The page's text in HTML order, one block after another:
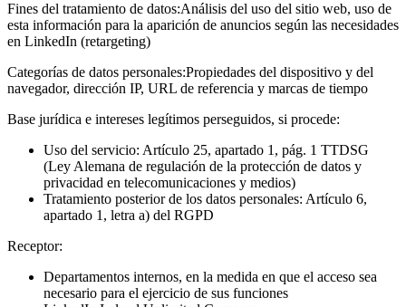
Fines del tratamiento de datos:Análisis del uso del sitio web, uso de
esta información para la aparición de anuncios según las necesidades
en LinkedIn (retargeting)
Categorías de datos personales:Propiedades del dispositivo y del
navegador, dirección IP, URL de referencia y marcas de tiempo
Base jurídica e intereses legítimos perseguidos, si procede:
Uso del servicio: Artículo 25, apartado 1, pág. 1 TTDSG
(Ley Alemana de regulación de la protección de datos y
privacidad en telecomunicaciones y medios)
Tratamiento posterior de los datos personales: Artículo 6,
apartado 1, letra a) del RGPD
Receptor:
Departamentos internos, en la medida en que el acceso sea
necesario para el ejercicio de sus funciones